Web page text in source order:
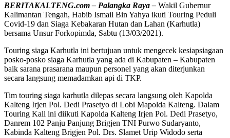
BERITAKALTENG.com – Palangka Raya – Wakil Gubernur
Kalimantan Tengah, Habib Ismail Bin Yahya ikuti Touring Peduli
Covid-19 dan Siaga Kebakaran Hutan dan Lahan (Karhutla)
bersama Unsur Forkopimda, Sabtu (13/03/2021).
Touring siaga Karhutla ini bertujuan untuk mengecek kesiapsiagaan
posko-posko siaga Karhutla yang ada di Kabupaten – Kabupaten
baik sarana prasarana maupun personel yang akan diterjunkan
secara langsung memadamkan api di TKP.
Tim touring siaga karhutla dilepas secara langsung oleh Kapolda
Kalteng Irjen Pol. Dedi Prasetyo di Lobi Mapolda Kalteng. Dalam
Touring Kali ini diikuti Kapolda Kalteng Irjen Pol. Dedi Prasetyo,
Danrem 102 Panju Panjung Brigjen TNI Purwo Sudaryanto,
Kabinda Kalteng Brigjen Pol. Drs. Slamet Urip Widodo serta